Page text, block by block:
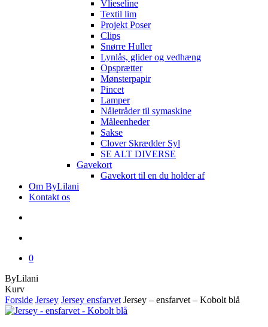
Vlieseline
Textil lim
Projekt Poser
Clips
Snørre Huller
Lynlås, glider og vedhæng
Opsprætter
Mønsterpapir
Pincet
Lamper
Nåletråder til symaskine
Måleenheder
Sakse
Clover Skrædder Syl
SE ALT DIVERSE
Gavekort
Gavekort til en du holder af
Om ByLilani
Kontakt os
0
ByLilani
KurvClose
Cart
Forside Jersey Jersey ensfarvet Jersey – ensfarvet – Kobolt blå